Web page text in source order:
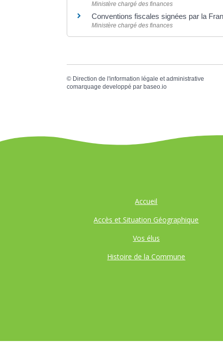
Ministère chargé des finances
Conventions fiscales signées par la
Ministère chargé des finances
© Direction de l'information légale et administrative
comarquage developpé par baseo.io
Accueil
Accès et Situation Géographique
Vos élus
Histoire de la Commune